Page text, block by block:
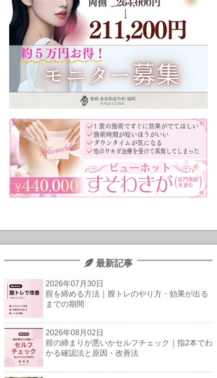
最新記事
2026年07月30日
腟を締める方法｜膣トレのやり方・効果が出る
までの期間
2026年08月02日
腟の締まりが悪いかセルフチェック｜指2本でわ
かる確認法と原因・改善法